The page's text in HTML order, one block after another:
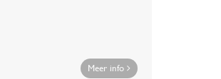
Meer info